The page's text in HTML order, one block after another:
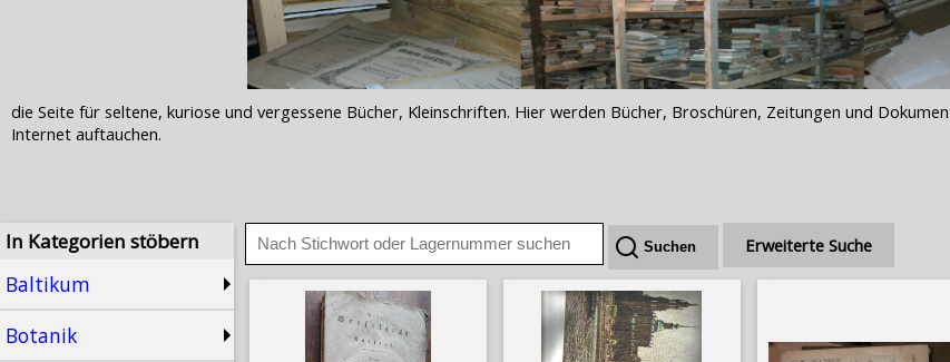
die Seite für seltene, kuriose und vergessene Bücher, Kleinschriften. Hier werden Bücher, Broschüren, Zeitungen und
Internet auftauchen.
In Kategorien stöbern
Baltikum
Botanik
Erweiterte Suche